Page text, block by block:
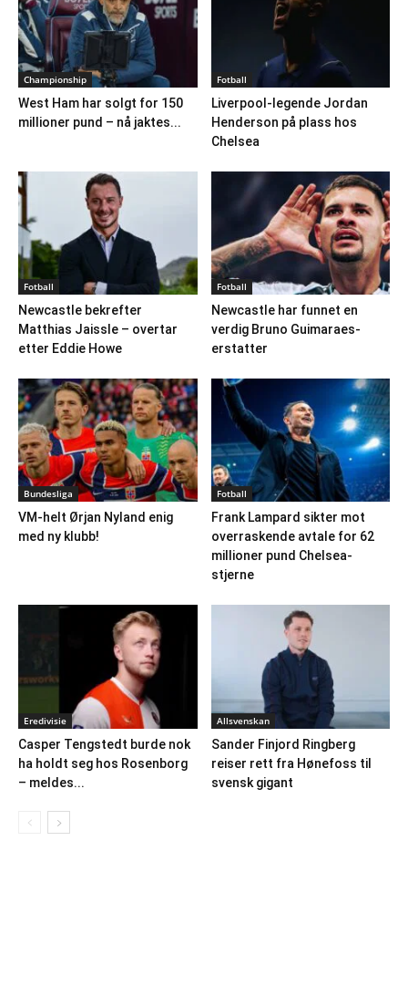
Championship
West Ham har solgt for 150
millioner pund – nå jaktes...
Fotball
Liverpool-legende Jordan
Henderson på plass hos
Chelsea
Fotball
Newcastle bekrefter
Matthias Jaissle – overtar
etter Eddie Howe
Fotball
Newcastle har funnet en
verdig Bruno Guimaraes-
erstatter
Bundesliga
VM-helt Ørjan Nyland enig
med ny klubb!
Fotball
Frank Lampard sikter mot
overraskende avtale for 62
millioner pund Chelsea-
stjerne
Eredivisie
Casper Tengstedt burde nok
ha holdt seg hos Rosenborg
– meldes...
Allsvenskan
Sander Finjord Ringberg
reiser rett fra Hønefoss til
svensk gigant